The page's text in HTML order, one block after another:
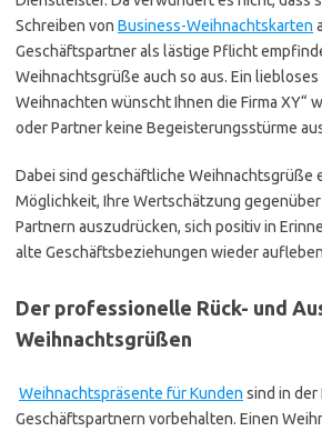
Schreiben von Business-Weihnachtskarten
Geschäftspartner als lästige Pflicht
Weihnachtsgrüße auch so aus. Ein liebloses
Weihnachten wünscht Ihnen die Firma XY“
oder Partner keine Begeisterungsstürme
Dabei sind geschäftliche Weihnachtsgrüße
Möglichkeit, Ihre Wertschätzung
Partnern auszudrücken, sich positiv in
alte Geschäftsbeziehungen wieder
Der professionelle Rück- und
Weihnachtsgrüßen
Weihnachtspräsente für Kunden sind in der
Geschäftspartnern vorbehalten. Einen